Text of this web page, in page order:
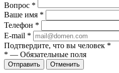
Вопрос *
Ваше имя *
Телефон *
E-mail *
Подтвердите, что вы человек *
* — Обязательные поля
Отправить Отменить